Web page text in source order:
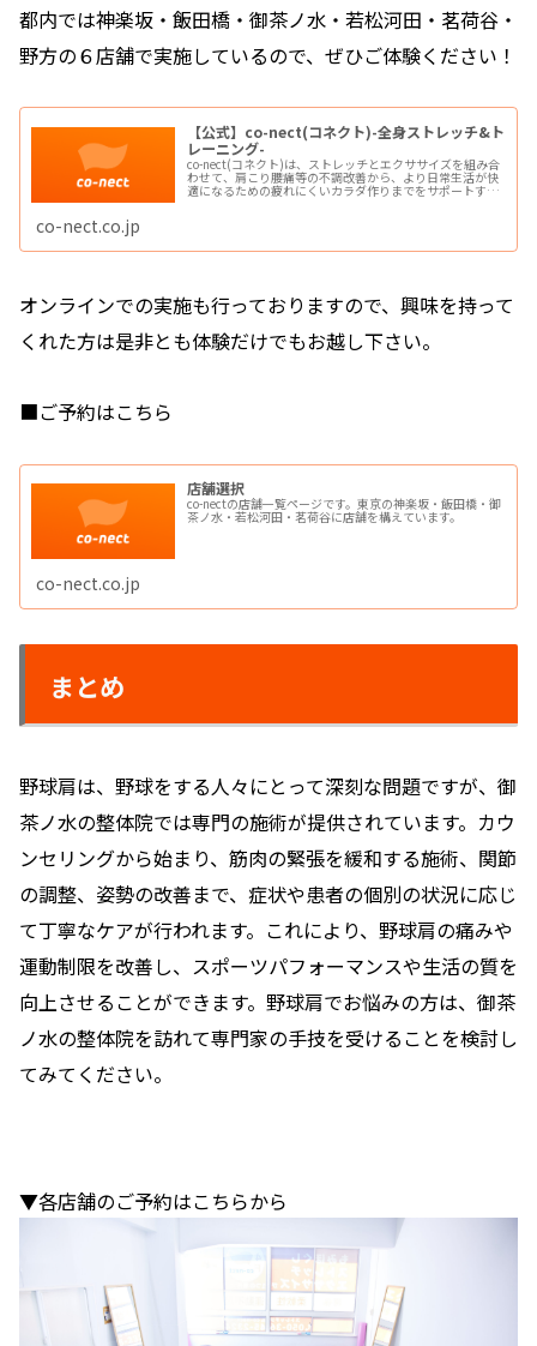
都内では神楽坂・飯田橋・御茶ノ水・若松河田・茗荷谷・
野方の６店舗で実施しているので、ぜひご体験ください！
【公式】co-nect(コネクト)-全身ストレッチ&ト
レーニング-
co-nect(コネクト)は、ストレッチとエクササイズを組み合
わせて、肩こり腰痛等の不調改善から、より日常生活が快
適になるための疲れにくいカラダ作りまでをサポートする
co-nect.co.jp
オンラインでの実施も行っておりますので、興味を持って
くれた方は是非とも体験だけでもお越し下さい。
■ご予約はこちら
店舗選択
co-nectの店舗一覧ページです。東京の神楽坂・飯田橋・御
茶ノ水・若松河田・茗荷谷に店舗を構えています。
co-nect.co.jp
まとめ
野球肩は、野球をする人々にとって深刻な問題ですが、御
茶ノ水の整体院では専門の施術が提供されています。カウ
ンセリングから始まり、筋肉の緊張を緩和する施術、関節
の調整、姿勢の改善まで、症状や患者の個別の状況に応じ
て丁寧なケアが行われます。これにより、野球肩の痛みや
運動制限を改善し、スポーツパフォーマンスや生活の質を
向上させることができます。野球肩でお悩みの方は、御茶
ノ水の整体院を訪れて専門家の手技を受けることを検討し
てみてください。
▼各店舗のご予約はこちらから